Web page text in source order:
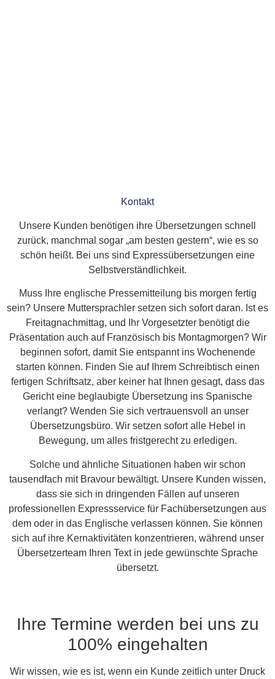
Kontakt
Unsere Kunden benötigen ihre Übersetzungen schnell
zurück, manchmal sogar „am besten gestern“, wie es so
schön heißt. Bei uns sind Expressübersetzungen eine
Selbstverständlichkeit.
Muss Ihre englische Pressemitteilung bis morgen fertig
sein? Unsere Muttersprachler setzen sich sofort daran. Ist es
Freitagnachmittag, und Ihr Vorgesetzter benötigt die
Präsentation auch auf Französisch bis Montagmorgen? Wir
beginnen sofort, damit Sie entspannt ins Wochenende
starten können. Finden Sie auf Ihrem Schreibtisch einen
fertigen Schriftsatz, aber keiner hat Ihnen gesagt, dass das
Gericht eine beglaubigte Übersetzung ins Spanische
verlangt? Wenden Sie sich vertrauensvoll an unser
Übersetzungsbüro. Wir setzen sofort alle Hebel in
Bewegung, um alles fristgerecht zu erledigen.
Solche und ähnliche Situationen haben wir schon
tausendfach mit Bravour bewältigt. Unsere Kunden wissen,
dass sie sich in dringenden Fällen auf unseren
professionellen Expressservice für Fachübersetzungen aus
dem oder in das Englische verlassen können. Sie können
sich auf ihre Kernaktivitäten konzentrieren, während unser
Übersetzerteam Ihren Text in jede gewünschte Sprache
übersetzt.
Ihre Termine werden bei uns zu
100% eingehalten
Wir wissen, wie es ist, wenn ein Kunde zeitlich unter Druck